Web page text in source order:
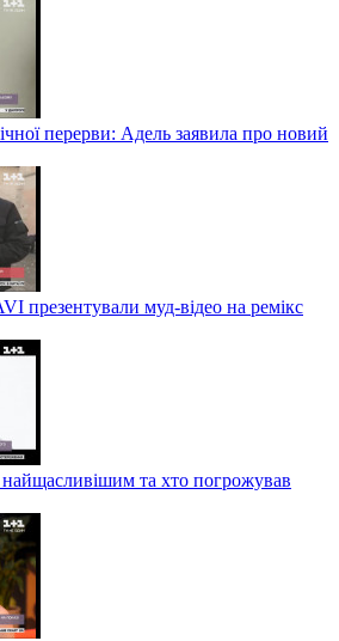
перерви: Адель заявила про новий
презентували муд-відео на ремікс
та хто погрожував